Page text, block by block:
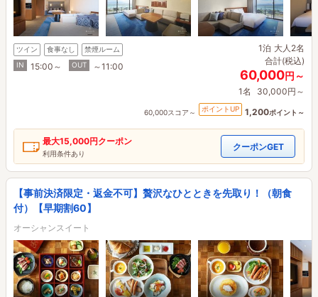
ツイン 食事なし
禁煙ルーム
IN
15:00～ OUT ～11:00
1泊 大人2名
合計(税込)
60,000円～
1名 30,000円～
60,000スコア～ ポイントUP 1,200ポイント～
最大15,000円クーポン
利用条件あり
クーポンGET
【事前決済限定・返金不可】贅沢なひとときを先取り！（朝食
付）【早期割60】
オーシャンスイート